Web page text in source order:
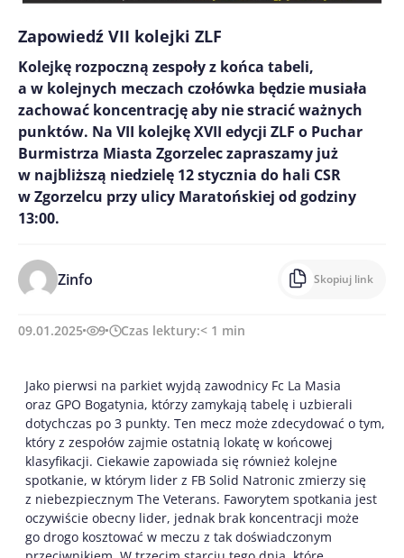
Zapowiedź VII kolejki ZLF
Kolejkę rozpoczną zespoły z końca tabeli,
a w kolejnych meczach czołówka będzie musiała
zachować koncentrację aby nie stracić ważnych
punktów. Na VII kolejkę XVII edycji ZLF o Puchar
Burmistrza Miasta Zgorzelec zapraszamy już
w najbliższą niedzielę 12 stycznia do hali CSR
w Zgorzelcu przy ulicy Maratońskiej od godziny
13:00.
Zinfo Skopiuj link
09.01.2025 9 Czas lektury:< 1 min
Jako pierwsi na parkiet wyjdą zawodnicy Fc La Masia
oraz GPO Bogatynia, którzy zamykają tabelę i uzbierali
dotychczas po 3 punkty. Ten mecz może zdecydować o tym,
który z zespołów zajmie ostatnią lokatę w końcowej
klasyfikacji. Ciekawie zapowiada się również kolejne
spotkanie, w którym lider z FB Solid Natronic zmierzy się
z niebezpiecznym The Veterans. Faworytem spotkania jest
oczywiście obecny lider, jednak brak koncentracji może
go drogo kosztować w meczu z tak doświadczonym